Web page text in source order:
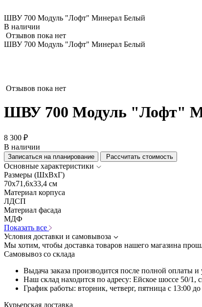
ШВУ 700 Модуль "Лофт" Минерал Белый
В наличии
Отзывов пока нет
ШВУ 700 Модуль "Лофт" Минерал Белый
Отзывов пока нет
ШВУ 700 Модуль "Лофт"
8 300 ₽
В наличии
Записаться на планирование Рассчитать стоимость
Основные характеристики
Размеры (ШхВхГ)
70x71,6x33,4 см
Материал корпуса
ЛДСП
Материал фасада
МДФ
Показать все
Условия доставки и самовывоза
Мы хотим, чтобы доставка товаров нашего магазина
Самовывоз со склада
Выдача заказа производится после полной оплаты
Наш склад находится по адресу: Ейское шоссе 50/1,
График работы: вторник, четверг, пятница с 13:00 до
Курьерская доставка